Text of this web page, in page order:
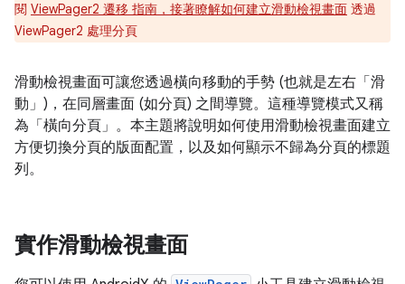
閱 ViewPager2 遷移 指南，接著瞭解如何建立滑動檢視畫面 透過
ViewPager2 處理分頁
滑動檢視畫面可讓您透過橫向移動的手勢 (也就是左右「滑
動」 )，在同層畫面 (如分頁) 之間導覽。這種導覽模式又稱
為「橫向分頁」 。本主題將說明如何使用滑動檢視畫面建立
方便切換分頁的版面配置，以及如何顯示不歸為分頁的標題
列。
實作滑動檢視畫面